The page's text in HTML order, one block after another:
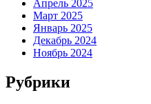
Апрель 2025
Март 2025
Январь 2025
Декабрь 2024
Ноябрь 2024
Рубрики